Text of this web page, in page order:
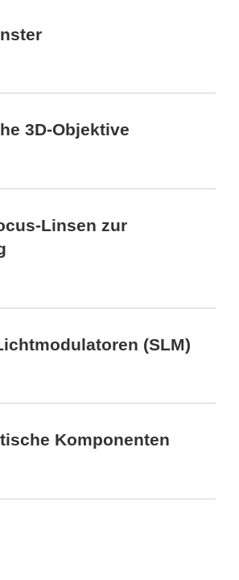
3D-Objektive
Linsen zur
(SLM)
Komponenten